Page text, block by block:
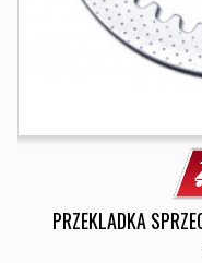
PRZEKLADKA